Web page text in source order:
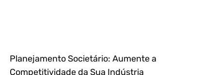
Planejamento Societário: Aumente a
Competitividade da Sua Indústria